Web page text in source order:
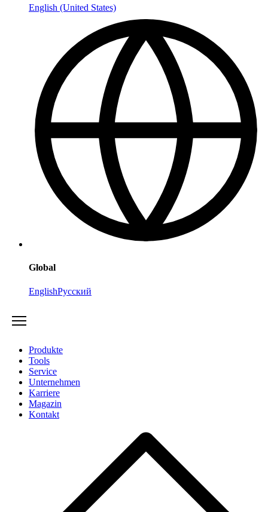
English (United States)
Global
EnglishРусский
Produkte
Tools
Service
Unternehmen
Karriere
Magazin
Kontakt